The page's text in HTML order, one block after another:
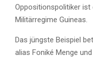
Oppositionspolitiker ist
Militärregime Guineas.
Das jüngste Beispiel
alias Foniké Menge